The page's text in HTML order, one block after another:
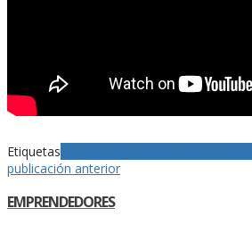
Etiquetas
publicación anterior
EMPRENDEDORES